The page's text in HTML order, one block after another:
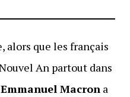
alors que les français
An partout dans
Emmanuel Macrona